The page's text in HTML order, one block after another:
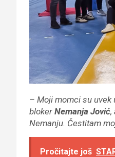
– Moji momci su uvek
bloker Nemanja Jović,
Nemanju. Čestitam
Pročitajte još